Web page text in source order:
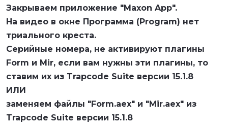
Закрываем приложение "Maxon App".
На видео в окне Программа (Program) нет
триального креста.
Серийные номера, не активируют плагины
Form и Mir, если вам нужны эти плагины, то
ставим их из Trapcode Suite версии 15.1.8
ИЛИ
заменяем файлы "Form.aex" и "Mir.aex" из
Trapcode Suite версии 15.1.8